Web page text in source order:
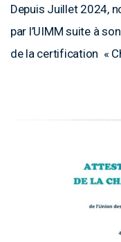
Depuis Juillet 2024,
par l’UIMM suite à
de la certification «